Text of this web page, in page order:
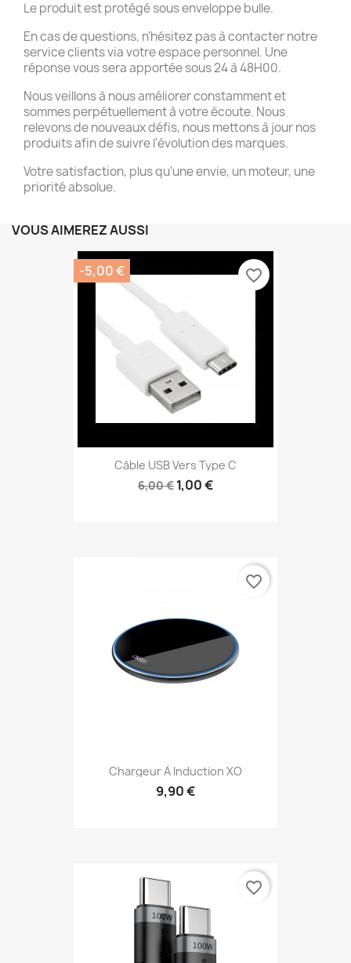
Le produit est protégé sous enveloppe bulle.
En cas de questions, n'hésitez pas à contacter notre
service clients via votre espace personnel. Une
réponse vous sera apportée sous 24 à 48H00.
Nous veillons à nous améliorer constamment et
sommes perpétuellement à votre écoute. Nous
relevons de nouveaux défis, nous mettons à jour nos
produits afin de suivre l'évolution des marques.
Votre satisfaction, plus qu'une envie, un moteur, une
priorité absolue.
VOUS AIMEREZ AUSSI
Câble USB Vers Type C
6,00 € 1,00 €
-5,00 € favorite_border
Chargeur À Induction XO
9,90 €
favorite_border
favorite_border